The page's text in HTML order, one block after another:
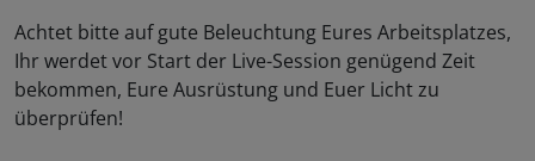
Achtet bitte auf gute Beleuchtung Eures Arbeitsplatzes,
Ihr werdet vor Start der Live-Session genügend Zeit
bekommen, Eure Ausrüstung und Euer Licht zu
überprüfen!